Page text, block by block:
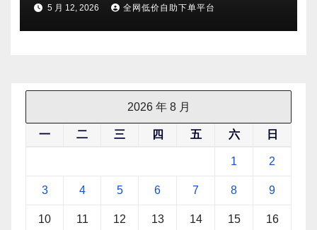
5 月 12, 2026 全网低价自助下单平台
2026 年 8 月
一 二 三 四 五 六 日
1 2
3 4 5 6 7 8 9
10 11 12 13 14 15 16